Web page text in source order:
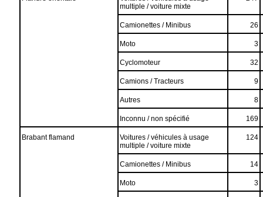
multiple / voiture mixte
Camionettes / Minibus 26
Moto 3
Cyclomoteur 32
Camions / Tracteurs 9
Autres 8
Inconnu / non spécifié 169
Brabant flamand
Voitures / véhicules à usage
multiple / voiture mixte
124
Camionettes / Minibus 14
Moto 3